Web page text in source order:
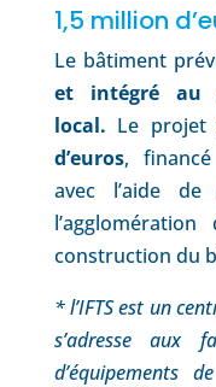
1,5 million
Le bâtiment
et intégré au
local. Le projet
d’euros, financé
avec l’aide
construction du
* l’IFTS est un
s’adresse aux
d’équipements